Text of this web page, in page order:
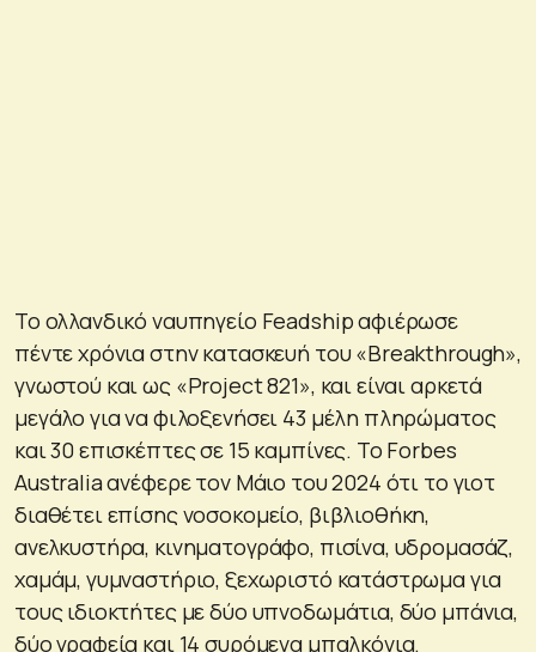
Το ολλανδικό ναυπηγείο Feadship αφιέρωσε
πέντε χρόνια στην κατασκευή του «Breakthrough»,
γνωστού και ως «Project 821», και είναι αρκετά
μεγάλο για να φιλοξενήσει 43 μέλη πληρώματος
και 30 επισκέπτες σε 15 καμπίνες. Το Forbes
Australia ανέφερε τον Μάιο του 2024 ότι το γιοτ
διαθέτει επίσης νοσοκομείο, βιβλιοθήκη,
ανελκυστήρα, κινηματογράφο, πισίνα, υδρομασάζ,
χαμάμ, γυμναστήριο, ξεχωριστό κατάστρωμα για
τους ιδιοκτήτες με δύο υπνοδωμάτια, δύο μπάνια,
δύο γραφεία και 14 συρόμενα μπαλκόνια.